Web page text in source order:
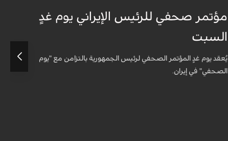
مؤتمر صحفي للرئيس الإيراني يوم غدٍ
السبت
يُعقد يوم غدٍ المؤتمر الصحفي لرئيس الجمهورية بالتزامن مع "يوم
الصحفي" في إيران.